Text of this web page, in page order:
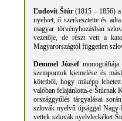
Ľudovít Štúr(1815 – 1856) a
nyelvet, ő szerkesztette és
magyar törvényhozásban
vezetője, de részt vett a
Magyarországtól független
Demmel József
szempontok kiemelése és
kötetből, hogy miképp
valóban felajánlotta-e Štúrnak
országgyűlés tárgyalásai
szlovák nyelvű újsággal
vettek szlovák nyelvleckéket